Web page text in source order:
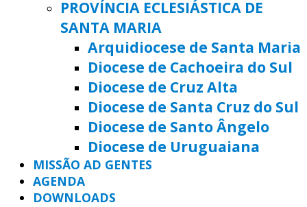
PROVÍNCIA ECLESIÁSTICA DE
SANTA MARIA
Arquidiocese de Santa Maria
Diocese de Cachoeira do Sul
Diocese de Cruz Alta
Diocese de Santa Cruz do Sul
Diocese de Santo Ângelo
Diocese de Uruguaiana
MISSÃO AD GENTES
AGENDA
DOWNLOADS